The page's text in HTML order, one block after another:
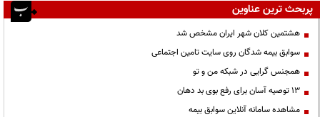
پربحث ترین عناوین
هشتمین کلان شهر ایران مشخص شد
سوابق بیمه شدگان روی سایت تامین اجتماعی
همجنس گرایی در شبکه من و تو
13 توصیه آسان برای رفع بوی بد دهان
مشاهده سامانه آنلاين سوابق بیمه